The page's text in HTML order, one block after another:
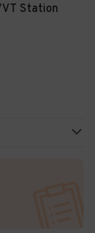
Station